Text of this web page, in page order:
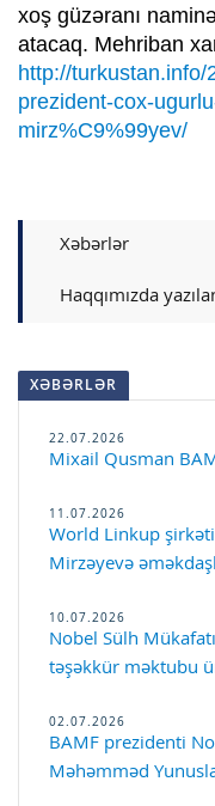
xoş güzəranı
atacaq. Mehriban
http://
prezident-cox-
mirz%C9%99yev/
Xəbərlər
Haqqımızda
XƏBƏRLƏR
22.07.2026
Mixail Qusman
11.07.2026
World Linkup
Mirzəyevə
10.07.2026
Nobel Sülh
təşəkkür məktubu
02.07.2026
BAMF prezidenti
Məhəmməd